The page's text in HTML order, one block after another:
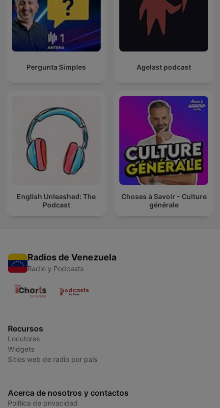
Pergunta Simples Agelast podcast
English Unleashed: The
Podcast
Choses à Savoir - Culture
générale
Radios de Venezuela
Radio y Podcasts
Recursos
Locutores
Widgets
Sitios web de radio por país
Acerca de nosotros y contactos
Política de privacidad